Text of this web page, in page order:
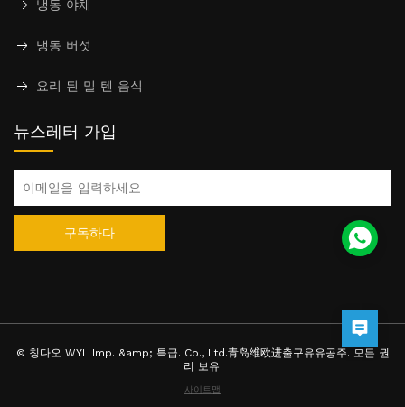
냉동 야채
냉동 버섯
요리 된 밀 텐 음식
뉴스레터 가입
구독하다
© 칭다오 WYL Imp. &amp; 특급. Co., Ltd.青岛维欧进출구유유공주. 모든 권
리 보유.
사이트맵